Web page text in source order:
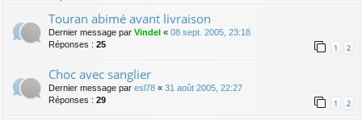
Touran abimé avant livraison
Dernier message par Vindel « 08 sept. 2005, 23:18
Réponses : 25 1 2
Choc avec sanglier
Dernier message par esl78 « 31 août 2005, 22:27
Réponses : 29 1 2